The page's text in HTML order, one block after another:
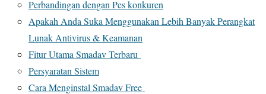
Perbandingan dengan Pes konkuren
Apakah Anda Suka Menggunakan Lebih Banyak Perangkat
Lunak Antivirus & Keamanan
Fitur Utama Smadav Terbaru
Persyaratan Sistem
Cara Menginstal Smadav Free